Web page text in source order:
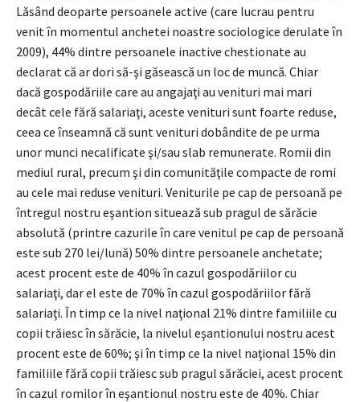
Lăsând deoparte persoanele active (care lucrau pentru
venit în momentul anchetei noastre sociologice derulate în
2009), 44% dintre persoanele inactive chestionate au
declarat că ar dori să-şi găsească un loc de muncă. Chiar
dacă gospodăriile care au angajaţi au venituri mai mari
decât cele fără salariaţi, aceste venituri sunt foarte reduse,
ceea ce înseamnă că sunt venituri dobândite de pe urma
unor munci necalificate şi/sau slab remunerate. Romii din
mediul rural, precum şi din comunităţile compacte de romi
au cele mai reduse venituri. Veniturile pe cap de persoană pe
întregul nostru eşantion situează sub pragul de sărăcie
absolută (printre cazurile în care venitul pe cap de persoană
este sub 270 lei/lună) 50% dintre persoanele anchetate;
acest procent este de 40% în cazul gospodăriilor cu
salariaţi, dar el este de 70% în cazul gospodăriilor fără
salariaţi. În timp ce la nivel naţional 21% dintre familiile cu
copii trăiesc în sărăcie, la nivelul eşantionului nostru acest
procent este de 60%; şi în timp ce la nivel naţional 15% din
familiile fără copii trăiesc sub pragul sărăciei, acest procent
în cazul romilor în eşantionul nostru este de 40%. Chiar